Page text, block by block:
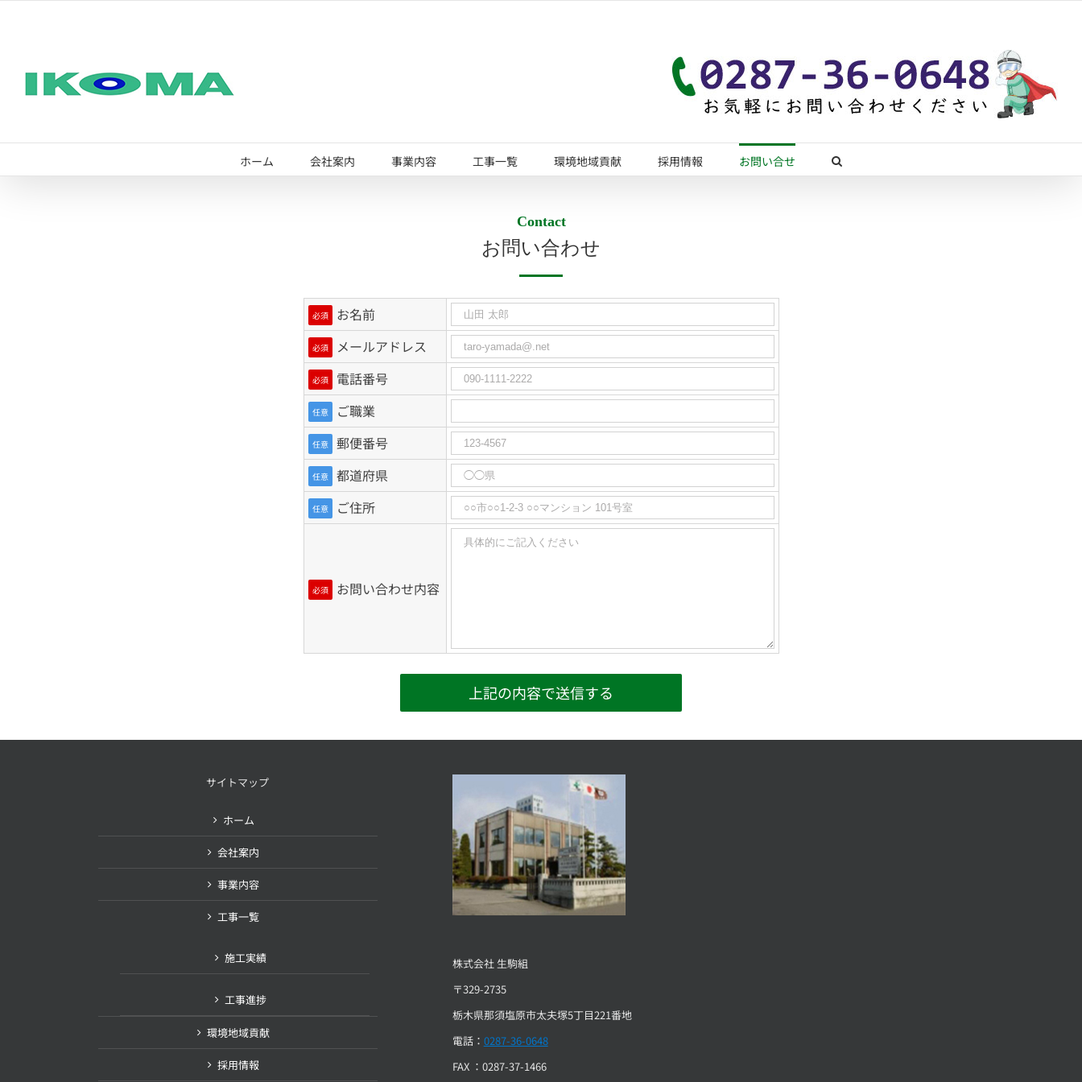
ホーム 会社案内 事業内容 工事一覧 環境地域貢献 採用情報 お問い合せ
Contact
お問い合わせ
必須 お名前
必須 メールアドレス
必須 電話番号
任意 ご職業
任意 郵便番号
任意 都道府県
任意 ご住所
必須 お問い合わせ内容
サイトマップ
ホーム
会社案内
事業内容
工事一覧
施工実績
工事進捗
環境地域貢献
採用情報
株式会社 生駒組
〒329-2735
栃木県那須塩原市太夫塚5丁目221番地
電話： 0287-36-0648
FAX ：0287-37-1466